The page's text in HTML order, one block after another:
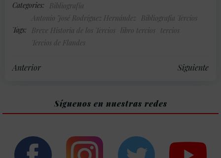
Categories: Bibliografía
Tags:
Antonio José Rodríguez Hernández
Bibliografia Tercios
Breve Historia de los Tercios libro tercios tercios
Tercios de Flandes
Navegación
las
entradas
Anterior
Navegación
por
las
entradas
Siguiente
Síguenos en nuestras redes